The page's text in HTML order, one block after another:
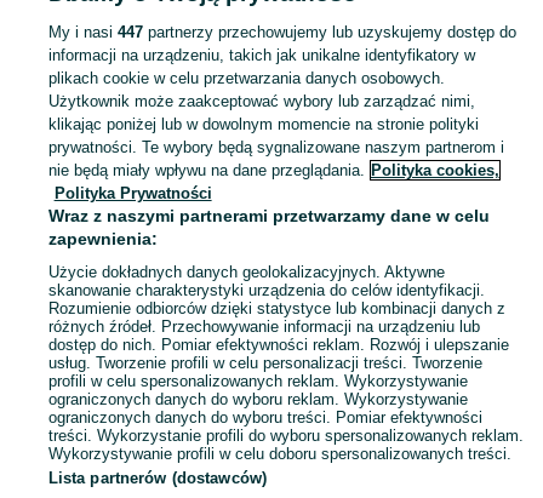
KATEGORIA
Zobacz
Mapa kategorii
Mapa miejscowości
Mapa ministron
Popularne wyszukiwania
My i nasi 447partnerzy przechowujemy lub uzyskujemy dostęp do
informacji na urządzeniu, takich jak unikalne identyfikatory w
plikach cookie w celu przetwarzania danych osobowych.
Użytkownik może zaakceptować wybory lub zarządzać nimi,
klikając poniżej lub w dowolnym momencie na stronie polityki
prywatności. Te wybory będą sygnalizowane naszym partnerom i
nie będą miały wpływu na dane przeglądania. Polityka cookies,
Polityka Prywatności
Wraz z naszymi partnerami przetwarzamy dane w celu
zapewnienia:
Użycie dokładnych danych geolokalizacyjnych. Aktywne
skanowanie charakterystyki urządzenia do celów identyfikacji.
Rozumienie odbiorców dzięki statystyce lub kombinacji danych z
różnych źródeł. Przechowywanie informacji na urządzeniu lub
dostęp do nich. Pomiar efektywności reklam. Rozwój i ulepszanie
usług. Tworzenie profili w celu personalizacji treści. Tworzenie
profili w celu spersonalizowanych reklam. Wykorzystywanie
ograniczonych danych do wyboru reklam. Wykorzystywanie
ograniczonych danych do wyboru treści. Pomiar efektywności
treści. Wykorzystanie profili do wyboru spersonalizowanych reklam.
Wykorzystywanie profili w celu doboru spersonalizowanych treści.
Lista partnerów (dostawców)